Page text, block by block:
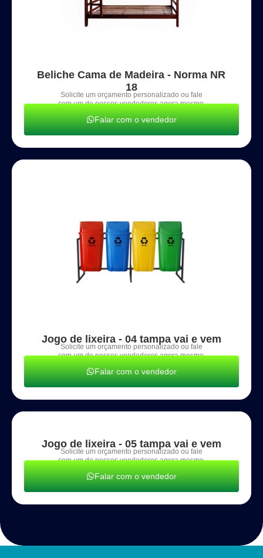
Beliche Cama de Madeira - Norma NR
18
Solicite um orçamento personalizado ou fale
com um de nossos vendedores agora mesmo.
Falar com o vendedor
Jogo de lixeira - 04 tampa vai e vem
Solicite um orçamento personalizado ou fale
com um de nossos vendedores agora mesmo.
Falar com o vendedor
Jogo de lixeira - 05 tampa vai e vem
Solicite um orçamento personalizado ou fale
com um de nossos vendedores agora mesmo.
Falar com o vendedor